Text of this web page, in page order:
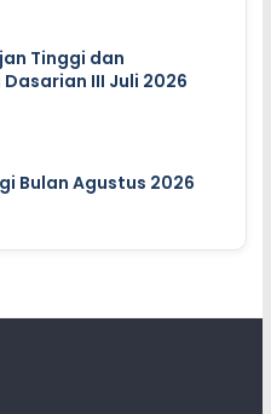
Tinggi dan
III Juli 2026
Bulan Agustus 2026